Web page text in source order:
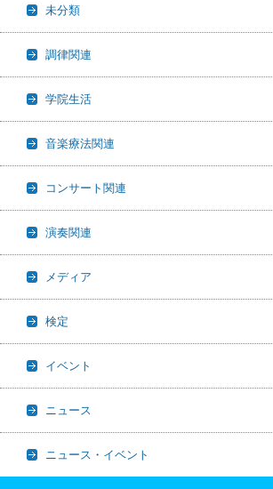
未分類
調律関連
学院生活
音楽療法関連
コンサート関連
演奏関連
メディア
検定
イベント
ニュース
ニュース・イベント